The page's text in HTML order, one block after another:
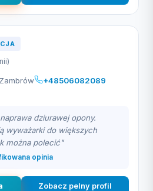
+48506082089
dziurawej opony.
wyważarki do większych
można polecić"
opinia
Zobacz pelny profil